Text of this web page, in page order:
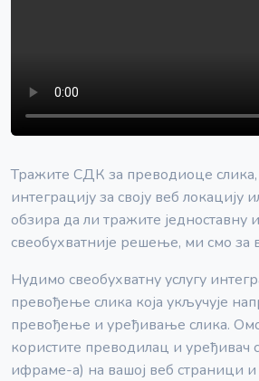
Тражите СДК за преводиоце
интеграцију за своју веб локацију
обзира да ли тражите једноставну
свеобухватније решење, ми смо за
Нудимо свеобухватну услугу
превођење слика која укључује
превођење и уређивање слика.
користите преводилац и уређивач
ифраме-а) на вашој веб страници